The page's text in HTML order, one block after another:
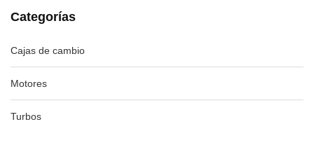
Categorías
Cajas de cambio
Motores
Turbos